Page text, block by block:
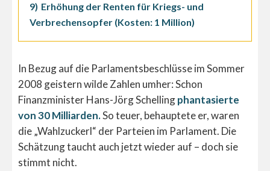
9) Erhöhung der Renten für Kriegs- und
Verbrechensopfer (Kosten: 1 Million)
In Bezug auf die Parlamentsbeschlüsse im Sommer
2008 geistern wilde Zahlen umher: Schon
Finanzminister Hans-Jörg Schellingphantasierte
von 30 Milliarden.So teuer, behauptete er, waren
die „Wahlzuckerl“ der Parteien im Parlament. Die
Schätzung taucht auch jetzt wieder auf – doch sie
stimmt nicht.